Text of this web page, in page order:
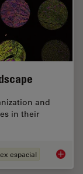
and
in their
espacial Spatial